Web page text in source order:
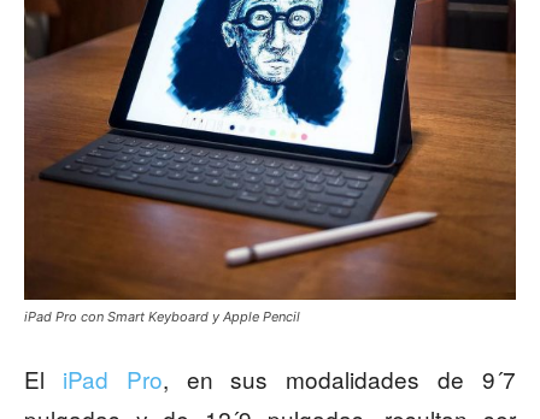
iPad Pro con Smart Keyboard y Apple Pencil
El iPad Pro, en sus modalidades de 9´7